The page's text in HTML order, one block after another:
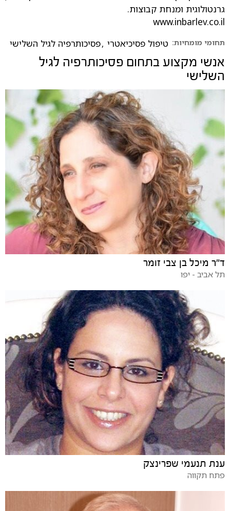
גרנטולוגית ומנחת קבוצות.
www.inbarlev.co.il
תחומי מומחיות: טיפול פסיכיאטרי ,פסיכותרפיה לגיל השלישי
אנשי מקצוע בתחום פסיכותרפיה לגיל
השלישי
ד"ר מיכל בן צבי זומר
תל אביב - יפו
ענת תנעמי שפרינצק
פתח תקווה